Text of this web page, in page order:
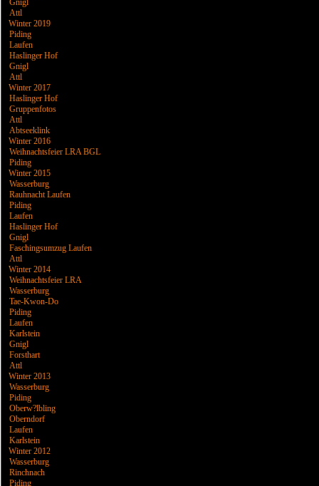
Gnigl
Attl
Winter 2019
Piding
Laufen
Haslinger Hof
Gnigl
Attl
Winter 2017
Haslinger Hof
Gruppenfotos
Attl
Abtseeklink
Winter 2016
Weihnachtsfeier LRA BGL
Piding
Winter 2015
Wasserburg
Rauhnacht Laufen
Piding
Laufen
Haslinger Hof
Gnigl
Faschingsumzug Laufen
Attl
Winter 2014
Weihnachtsfeier LRA
Wasserburg
Tae-Kwon-Do
Piding
Laufen
Karlstein
Gnigl
Forsthart
Attl
Winter 2013
Wasserburg
Piding
Oberw?lbling
Oberndorf
Laufen
Karlstein
Winter 2012
Wasserburg
Rinchnach
Piding